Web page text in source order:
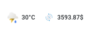
30°C 3593.87$